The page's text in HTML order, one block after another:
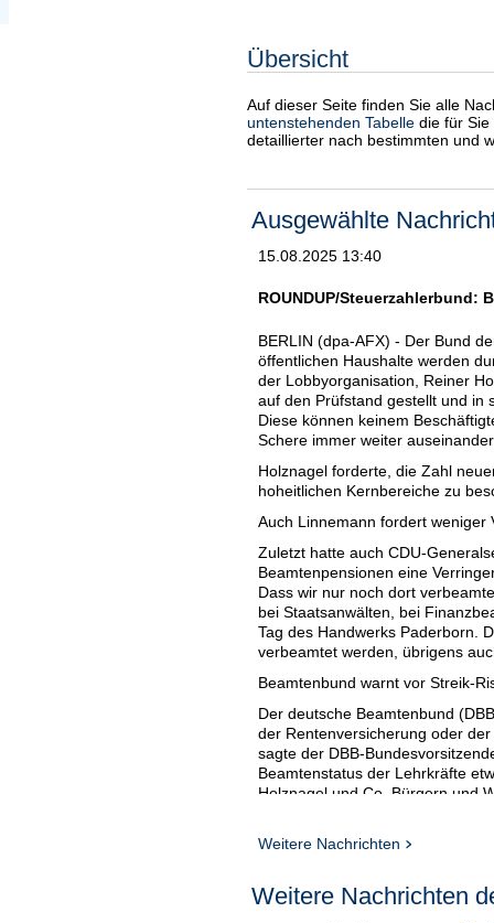
Übersicht
Auf dieser Seite finden Sie alle
untenstehenden Tabelle die für
detaillierter nach bestimmten und
Ausgewählte
15.08.2025 13:40
ROUNDUP/Steuerzahlerbund:
BERLIN (dpa-AFX) - Der Bund
öffentlichen Haushalte werden
der Lobbyorganisation, Reiner
auf den Prüfstand gestellt und in
Diese können keinem
Schere immer weiter
Holznagel forderte, die Zahl
hoheitlichen Kernbereiche zu
Auch Linnemann fordert weniger
Zuletzt hatte auch CDU-
Beamtenpensionen eine
Dass wir nur noch dort
bei Staatsanwälten, bei
Tag des Handwerks Paderborn.
verbeamtet werden, übrigens
Beamtenbund warnt vor Streik-
Der deutsche Beamtenbund
der Rentenversicherung oder
sagte der DBB-
Beamtenstatus der Lehrkräfte
Holznagel und Co. Bürgern und
Nach Geyers Ansicht kann sich
Rentenversicherung
und Lehrer bereitgestellt werden."
Weitere Nachrichten
Weitere Nachrichten